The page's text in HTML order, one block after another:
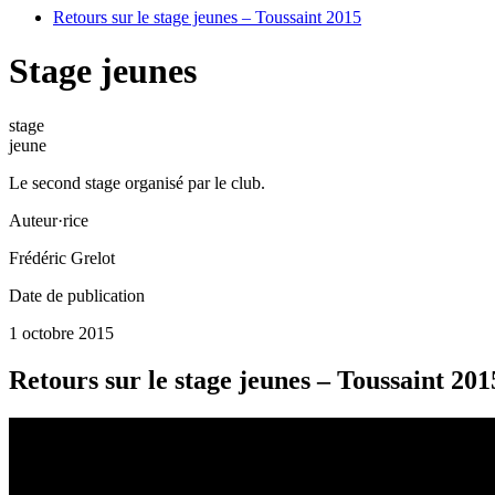
Retours sur le stage jeunes – Toussaint 2015
Stage jeunes
stage
jeune
Le second stage organisé par le club.
Auteur·rice
Frédéric Grelot
Date de publication
1 octobre 2015
Retours sur le stage jeunes – Toussaint